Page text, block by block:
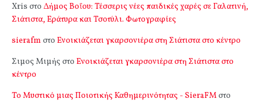
Xris στο Δήμος Βοΐου: Τέσσερις νέες παιδικές χαρές σε Γαλατινή,
Σιάτιστα, Εράτυρα και Τσοτύλι. Φωτογραφίες
sierafm στο Ενοικιάζεται γκαρσονιέρα στη Σιάτιστα στο κέντρο
Σιμος Μιμής στο Ενοικιάζεται γκαρσονιέρα στη Σιάτιστα στο
κέντρο
Το Μυστικό μιας Ποιοτικής Καθημερινότητας - SieraFMστο